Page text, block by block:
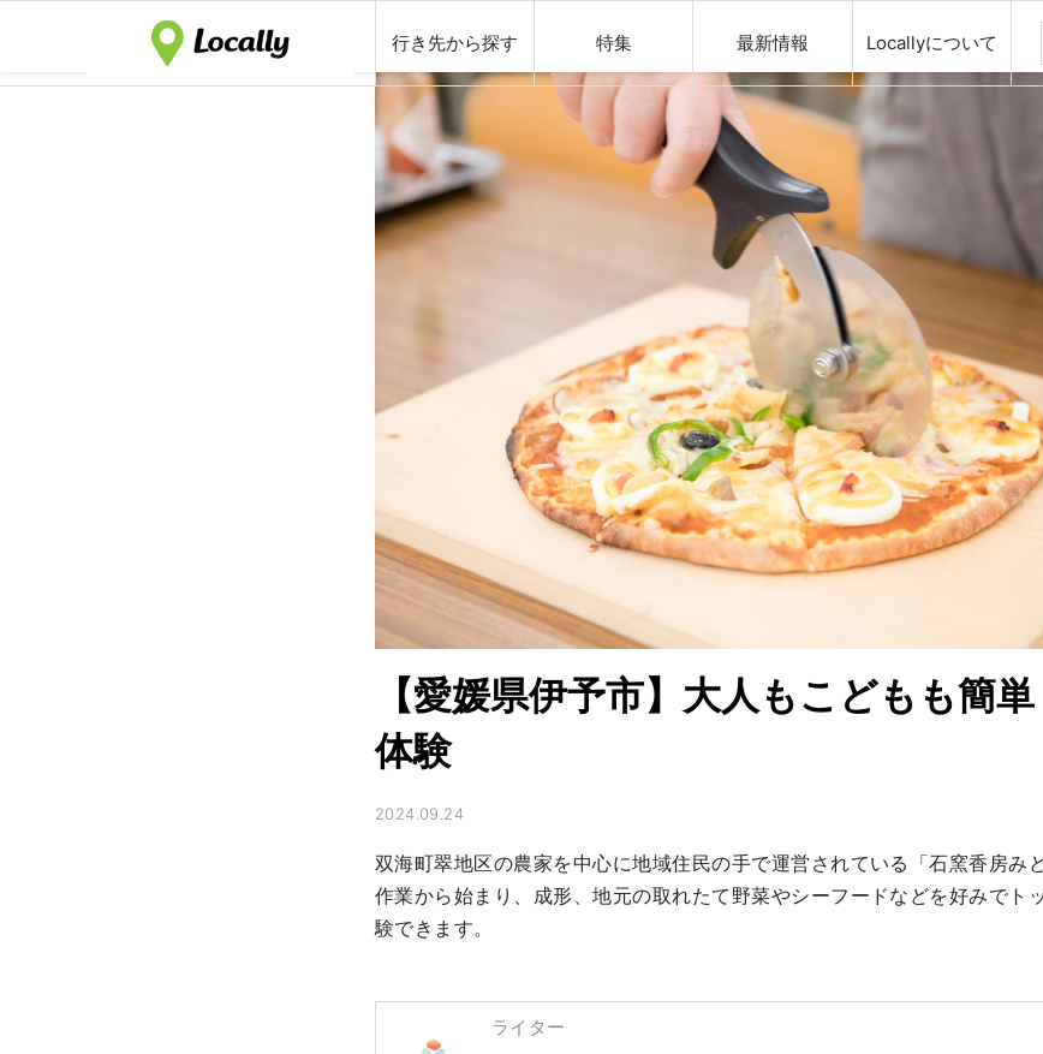
行き先から探す 特集 最新情報 Locallyについて
【愛媛県伊予市】大人もこどもも簡
体験
2024.09.24
双海町翠地区の農家を中心に地域住民の手で運営されている「石窯香房み
作業から始まり、成形、地元の取れたて野菜やシーフードなどを好みでト
験できます。
ライター